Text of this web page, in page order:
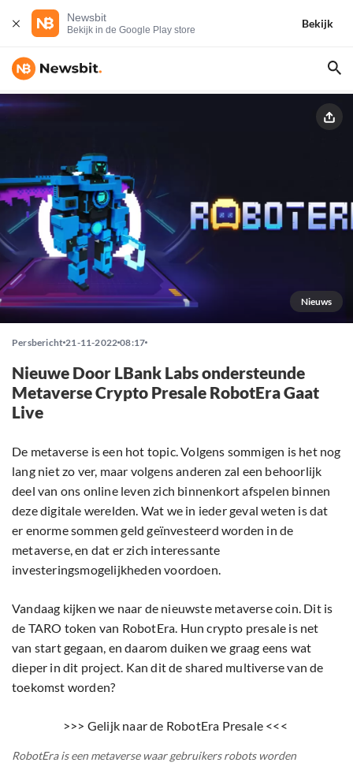
Newsbit
Bekijk in de Google Play store
Bekijk
Nieuws
Persbericht 21-11-2022 08:17
Nieuwe Door LBank Labs ondersteunde
Metaverse Crypto Presale RobotEra Gaat
Live
De metaverse is een hot topic. Volgens sommigen is het nog
lang niet zo ver, maar volgens anderen zal een behoorlijk
deel van ons online leven zich binnenkort afspelen binnen
deze digitale werelden. Wat we in ieder geval weten is dat
er enorme sommen geld geïnvesteerd worden in de
metaverse, en dat er zich interessante
investeringsmogelijkheden voordoen.
Vandaag kijken we naar de nieuwste metaverse coin. Dit is
de TARO token van RobotEra. Hun crypto presale is net
van start gegaan, en daarom duiken we graag eens wat
dieper in dit project. Kan dit de shared multiverse van de
toekomst worden?
>>> Gelijk naar de RobotEra Presale <<<
RobotEra is een metaverse waar gebruikers robots worden